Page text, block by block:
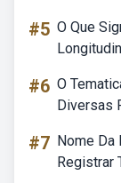
#5 O Que
#6 O
Diversas
#7 Nome Da
Registrar